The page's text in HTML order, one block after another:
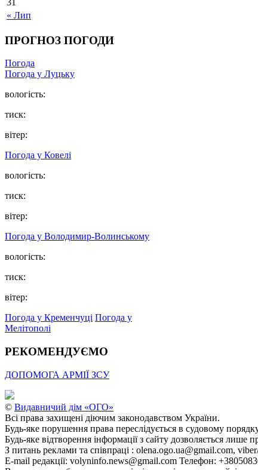
« Лип
ПРОГНОЗ ПОГОДИ
Погода
Погода у Луцьку
вологість:
тиск:
вітер:
Погода у Ковелі
вологість:
тиск:
вітер:
Погода у Володимир-Волинському
вологість:
тиск:
вітер:
Погода у Кременчуці Погода у
Мелітополі
РЕКОМЕНДУЄМО
ДОПОМОГА АРМІЇ ЗСУ
© Видавничий дім «ОГО»
Всі права захищені діючим законодавством України.
Будь-яке порушення права переслідується в судовому
Будь-яке відтворення інформації з сайту дозволяється лише
З питань реклами та співпраці : olena.ogo.ua@gmail.com,
E-mail редакції: volyninfo.news@gmail.com Телефон: